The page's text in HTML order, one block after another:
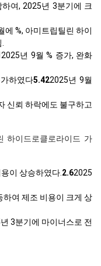
여, 2025년 3분기에 크
에 %, 아미트립틸린 하이
2025년 9월 % 증가, 완화
하였다5.422025년 9월
신뢰 하락에도 불구하고
하이드로클로라이드 가
이 상승하였다. 2.62025
여 제조 비용이 크게 상
3분기에 마이너스로 전